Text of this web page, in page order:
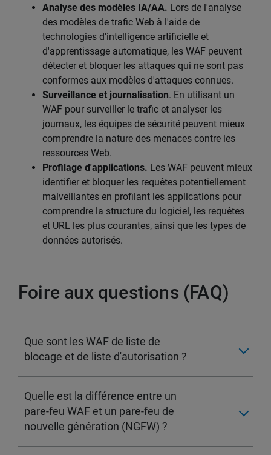
Analyse des modèles IA/AA. Lors de l'analyse
des modèles de trafic Web à l'aide de
technologies d'intelligence artificielle et
d'apprentissage automatique, les WAF peuvent
détecter et bloquer les attaques qui ne sont pas
conformes aux modèles d'attaques connues.
Surveillance et journalisation. En utilisant un
WAF pour surveiller le trafic et analyser les
journaux, les équipes de sécurité peuvent mieux
comprendre la nature des menaces contre les
ressources Web.
Profilage d'applications. Les WAF peuvent mieux
identifier et bloquer les requêtes potentiellement
malveillantes en profilant les applications pour
comprendre la structure du logiciel, les requêtes
et URL les plus courantes, ainsi que les types de
données autorisés.
Foire aux questions (FAQ)
Que sont les WAF de liste de
blocage et de liste d'autorisation ?
Quelle est la différence entre un
pare-feu WAF et un pare-feu de
nouvelle génération (NGFW) ?